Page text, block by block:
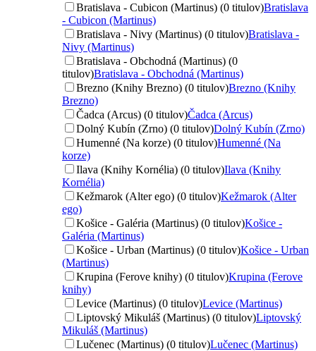
Bratislava - Cubicon (Martinus) (0 titulov)Bratislava
- Cubicon (Martinus)
Bratislava - Nivy (Martinus) (0 titulov)Bratislava -
Nivy (Martinus)
Bratislava - Obchodná (Martinus) (0
titulov)Bratislava - Obchodná (Martinus)
Brezno (Knihy Brezno) (0 titulov)Brezno (Knihy
Brezno)
Čadca (Arcus) (0 titulov)Čadca (Arcus)
Dolný Kubín (Zrno) (0 titulov)Dolný Kubín (Zrno)
Humenné (Na korze) (0 titulov)Humenné (Na
korze)
Ilava (Knihy Kornélia) (0 titulov)Ilava (Knihy
Kornélia)
Kežmarok (Alter ego) (0 titulov)Kežmarok (Alter
ego)
Košice - Galéria (Martinus) (0 titulov)Košice -
Galéria (Martinus)
Košice - Urban (Martinus) (0 titulov)Košice - Urban
(Martinus)
Krupina (Ferove knihy) (0 titulov)Krupina (Ferove
knihy)
Levice (Martinus) (0 titulov)Levice (Martinus)
Liptovský Mikuláš (Martinus) (0 titulov)Liptovský
Mikuláš (Martinus)
Lučenec (Martinus) (0 titulov)Lučenec (Martinus)